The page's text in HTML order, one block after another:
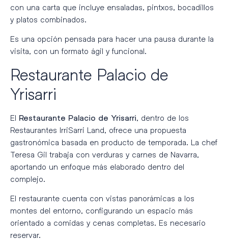
con una carta que incluye ensaladas, pintxos, bocadillos
y platos combinados.
Es una opción pensada para hacer una pausa durante la
visita, con un formato ágil y funcional.
Restaurante Palacio de
Yrisarri
El Restaurante Palacio de Yrisarri , dentro de los
Restaurantes IrriSarri Land, ofrece una propuesta
gastronómica basada en producto de temporada. La chef
Teresa Gil trabaja con verduras y carnes de Navarra,
aportando un enfoque más elaborado dentro del
complejo.
El restaurante cuenta con vistas panorámicas a los
montes del entorno, configurando un espacio más
orientado a comidas y cenas completas. Es necesario
reservar.